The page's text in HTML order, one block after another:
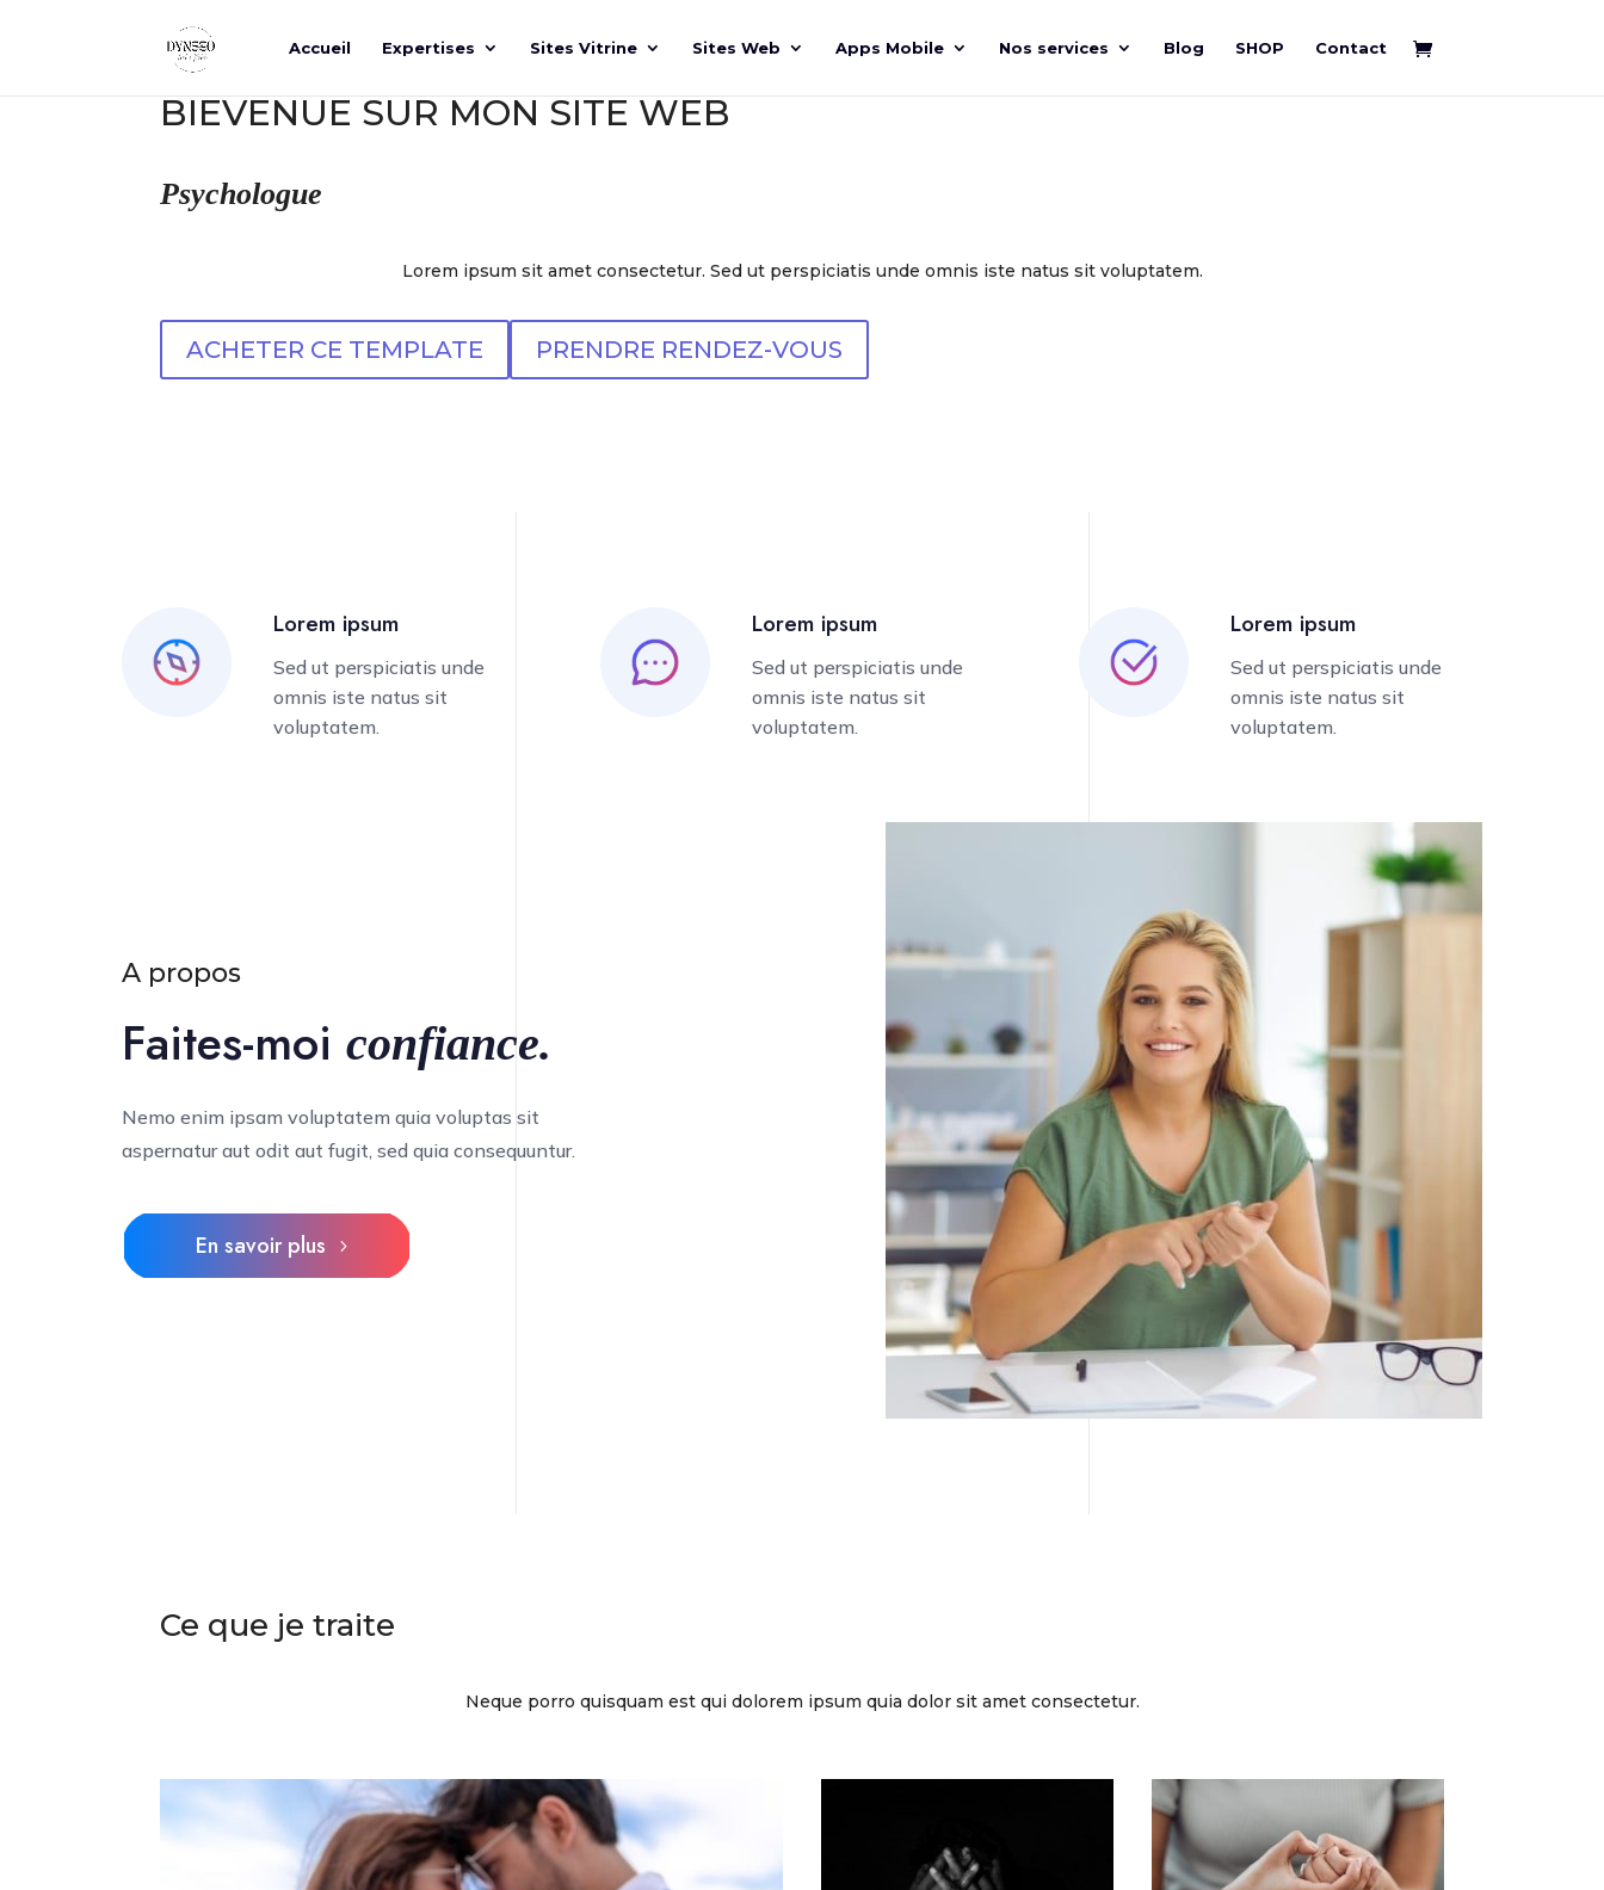
Accueil Expertises Sites Vitrine Sites Web Apps Mobile Nos services Blog SHOP Contact
BIEVENUE SUR MON SITE WEB
Psychologue
Lorem ipsum sit amet consectetur. Sed ut perspiciatis unde omnis iste natus sit voluptatem.
ACHETER CE TEMPLATE PRENDRE RENDEZ-VOUS
Lorem ipsum
Sed ut perspiciatis unde
omnis iste natus sit
voluptatem.
Lorem ipsum
Sed ut perspiciatis unde
omnis iste natus sit
voluptatem.
Lorem ipsum
Sed ut perspiciatis unde
omnis iste natus sit
voluptatem.
A propos
Faites-moiconfiance.
Nemo enim ipsam voluptatem quia voluptas sit
aspernatur aut odit aut fugit, sed quia consequuntur.
En savoir plus
Ce que je traite
Neque porro quisquam est qui dolorem ipsum quia dolor sit amet consectetur.